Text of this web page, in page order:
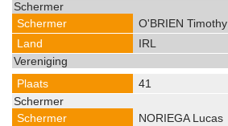
O'BRIEN Timothy
IRL
41
NORIEGA Lucas